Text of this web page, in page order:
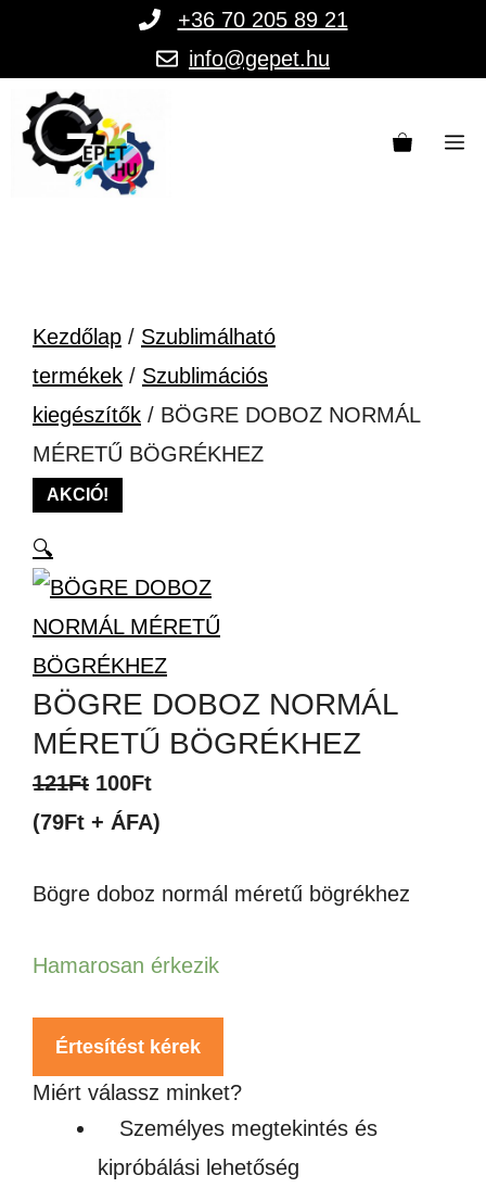
tartalomba
+36 70 205 89 21
info@gepet.hu
Kezdőlap / Szublimálható
termékek / Szublimációs
kiegészítők / BÖGRE DOBOZ NORMÁL
MÉRETŰ BÖGRÉKHEZ
AKCIÓ!
🔍
BÖGRE DOBOZ NORMÁL
MÉRETŰ BÖGRÉKHEZ
121Ft Original
price
121Ft.
100FtCurrent
price
100Ft.
(79Ft + ÁFA)
Bögre doboz normál méretű bögrékhez
Hamarosan érkezik
Értesítést kérek
Miért válassz minket?
Személyes megtekintés és
kipróbálási lehetőség